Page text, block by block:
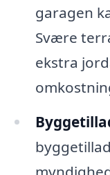
garagen
Svære
ekstra